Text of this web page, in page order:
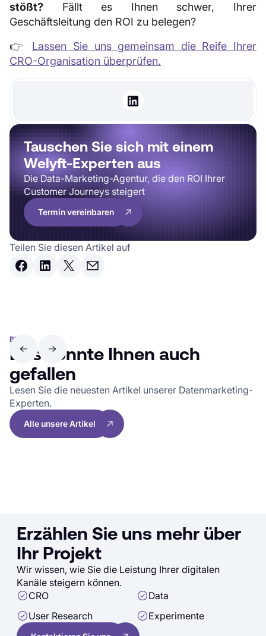
stößt? Fällt es Ihnen schwer, Ihrer
Geschäftsleitung den ROI zu belegen?
👉 Lassen Sie uns gemeinsam die Reife Ihrer
CRO-Organisation überprüfen.
Tauschen Sie sich mit einem
Welyft-Experten aus
Die Data-Marketing-Agentur, die den ROI Ihrer
Customer Journeys steigert
Termin vereinbaren
Teilen Sie diesen Artikel auf
BLOG
Das könnte Ihnen auch
gefallen
Lesen Sie die neuesten Artikel unserer Datenmarketing-
Experten.
Alle unsere Artikel
Erzählen Sie uns mehr über
Ihr Projekt
Wir wissen, wie Sie die Leistung Ihrer digitalen
Kanäle steigern können.
CRO
Data
User Research
Experimente